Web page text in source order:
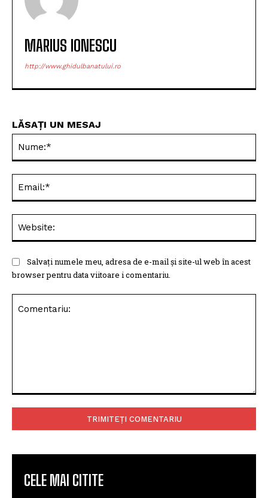
MARIUS IONESCU
http://www.ghidulbanatului.ro
LĂSAȚI UN MESAJ
Salvați numele meu, adresa de e-mail și site-ul web în acest
browser pentru data viitoare i comentariu.
CELE MAI CITITE